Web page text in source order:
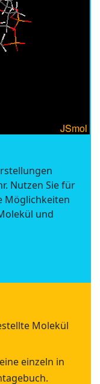
Nutzen Sie für
Möglichkeiten
und
Molekül
einzeln in